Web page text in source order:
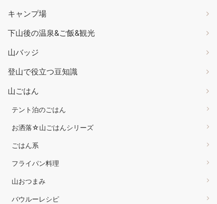
キャンプ場
下山後の温泉&ご飯&観光
山バッジ
登山で役立つ豆知識
山ごはん
テント泊のごはん
お洒落☆山ごはんシリーズ
ごはん系
フライパン料理
山おつまみ
バウルーレシピ